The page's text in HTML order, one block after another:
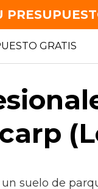
GRATIS
suelo de